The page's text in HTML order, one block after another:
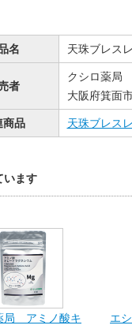
名 天珠ブレス
者
クシロ薬局
大阪府箕面
商品 天珠ブレス
局 アミノ酸キ
エ